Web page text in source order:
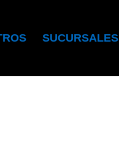
SUCURSALES